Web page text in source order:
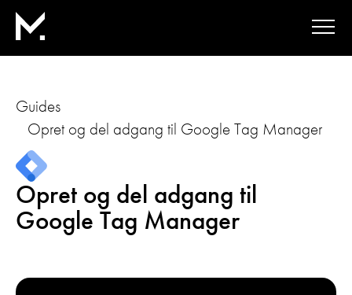
Guides
Opret og del adgang til Google Tag Manager
Opret og del adgang til
Google Tag Manager